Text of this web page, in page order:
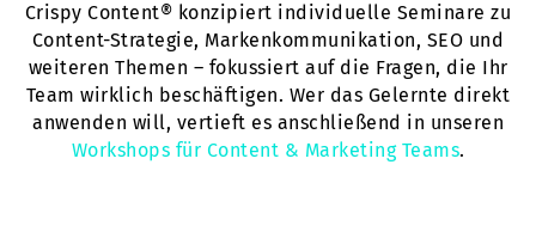
Crispy Content® konzipiert individuelle Seminare zu
Content-Strategie, Markenkommunikation, SEO und
weiteren Themen – fokussiert auf die Fragen, die Ihr
Team wirklich beschäftigen. Wer das Gelernte direkt
anwenden will, vertieft es anschließend in unseren
Workshops für Content & Marketing Teams.